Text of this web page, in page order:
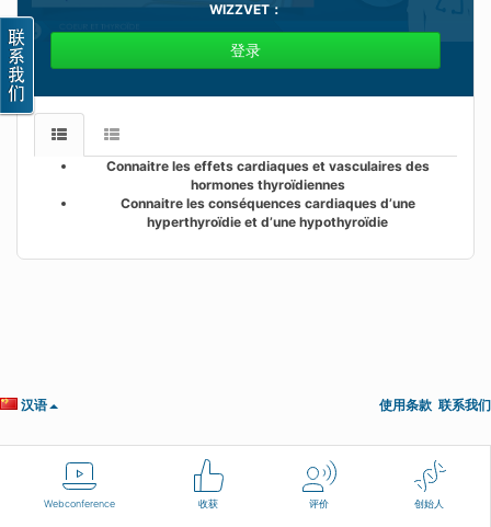
Webconference 收获 评价 创始人
WIZZVET：
登录
Connaitre les effets cardiaques et vasculaires des
hormones thyroïdiennes
Connaitre les conséquences cardiaques d’une
hyperthyroïdie et d’une hypothyroïdie
汉语 使用条款 联系我们